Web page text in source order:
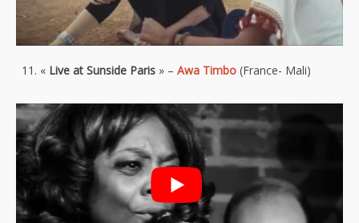
« Live at Sunside Paris » – Awa Timbo (France- Mali)